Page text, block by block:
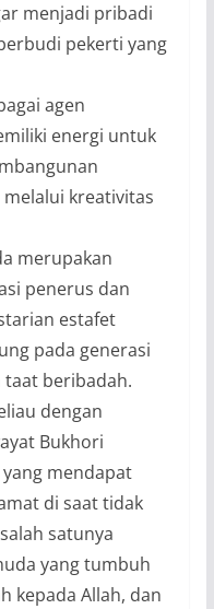
menjadi pribadi
pekerti yang
agen
energi untuk
kreativitas
merupakan
penerus dan
estafet
pada generasi
beribadah.
dengan
Bukhori
mendapat
di saat tidak
satunya
yang tumbuh
kepada Allah, dan